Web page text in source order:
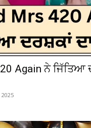
Again ਨੇ ਜਿੱਤਿਆ
2025